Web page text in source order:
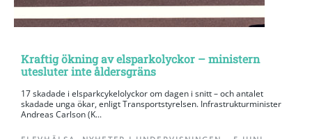
Kraftig ökning av elsparkolyckor – ministern
utesluter inte åldersgräns
17 skadade i elsparkcykelolyckor om dagen i snitt – och antalet
skadade unga ökar, enligt Transportstyrelsen. Infrastrukturminister
Andreas Carlson (K...